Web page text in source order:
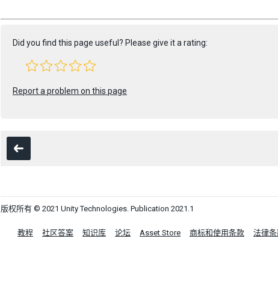
Did you find this page useful? Please give it a rating:
Report a problem on this page
版权所有 © 2021 Unity Technologies. Publication 2021.1
教程 社区答案 知识库 论坛 Asset Store 商标和使用条款 法律